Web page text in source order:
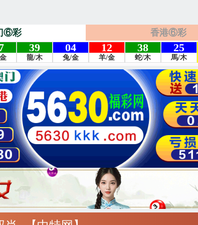
⑥彩 香港⑥彩